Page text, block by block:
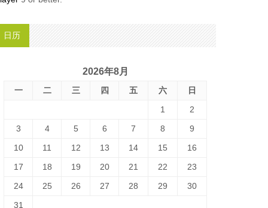
日历
2026年8月
一 二 三 四 五 六
日
1
2
3
4 5 6 7 8
9
10
11 12 13 14 15
16
17
18 19 20 21 22
23
24
25 26 27 28 29
30
31